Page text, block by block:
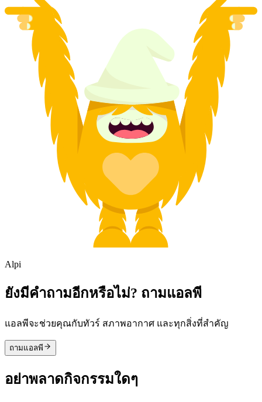
Alpi
ยังมีคำถามอีกหรือไม่? ถามแอลพี
แอลพีจะช่วยคุณกับทัวร์ สภาพอากาศ และทุกสิ่งที่สำคัญ
ถามแอลพี
อย่าพลาดกิจกรรมใดๆ